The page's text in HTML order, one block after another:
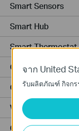
Smart Sensors
Smart Hub
Smart Thermostat
Ceiling Mount
Outdoor
Wall Plate
GPON
จาก United
รับผลิตภัณฑ์ กิจก